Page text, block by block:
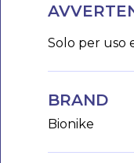
Solo per uso
BRAND
Bionike